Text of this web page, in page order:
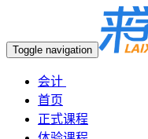
Toggle navigation
会计
首页
正式课程